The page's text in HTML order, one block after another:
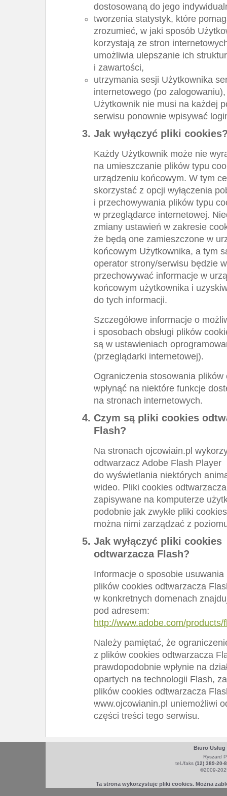
dostosowaną do jego
tworzenia statystyk, które
zrozumieć, w jaki sposób
korzystają ze stron
umożliwia ulepszanie ich
i zawartości,
utrzymania sesji Użytkownika
internetowego (po
Użytkownik nie musi na każdej
serwisu ponownie wpisywać
Jak wyłączyć pliki
Każdy Użytkownik może nie
na umieszczanie plików typu
urządzeniu końcowym. W tym
skorzystać z opcji wyłączenia
i przechowywania plików typu
w przeglądarce internetowej.
zmiany ustawień w zakresie
że będą one zamieszczone w
końcowym Użytkownika, a tym
operator strony/serwisu będzie
przechowywać informacje w
końcowym użytkownika i
do tych informacji.
Szczegółowe informacje o
i sposobach obsługi plików
są w ustawieniach
(przeglądarki internetowej).
Ograniczenia stosowania plików
wpłynąć na niektóre funkcje
na stronach internetowych.
Czym są pliki cookies
Flash?
Na stronach ojcowiain.pl
odtwarzacz Adobe Flash Player
do wyświetlania niektórych
wideo. Pliki cookies
zapisywane na komputerze
podobnie jak zwykłe pliki
można nimi zarządzać z
Jak wyłączyć pliki cookies
odtwarzacza Flash?
Informacje o sposobie usuwania
plików cookies odtwarzacza
w konkretnych domenach
pod adresem:
http://www.adobe.com/
Należy pamiętać, że
z plików cookies odtwarzacza
prawdopodobnie wpłynie na
opartych na technologii Flash,
plików cookies odtwarzacza
www.ojcowianin.pl uniemożliwi
części treści tego serwisu.
Biuro
Ryszard
tel./faks (12) 389-20-
©2009-
Ta strona wykorzystuje pliki cookies. Można